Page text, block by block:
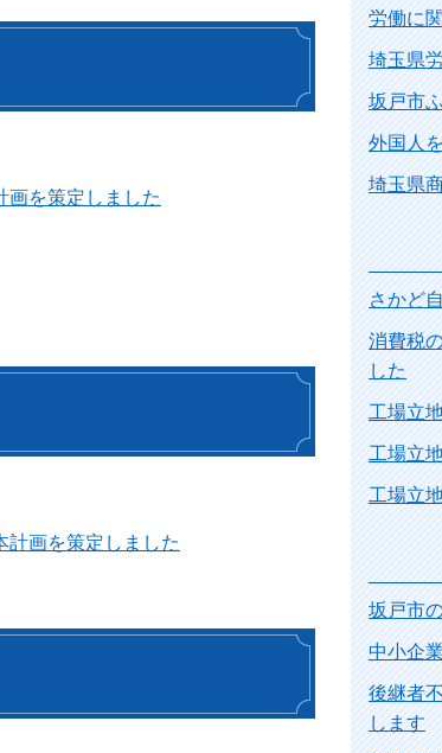
画を策定しました
計画を策定しました
労働に
埼玉県
坂戸市
外国人
埼玉県
さかど
消費税
した
工場立
工場立
工場立
坂戸市
中小企
後継者
します